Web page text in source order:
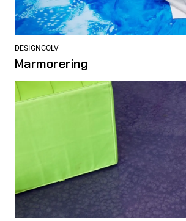
DESIGNGOLV
Marmorering